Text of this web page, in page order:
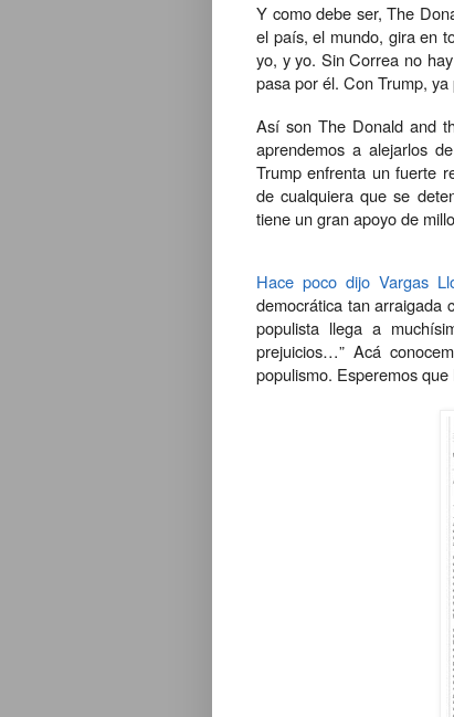
Y como debe ser, The
el país, el mundo, gira en
yo, y yo. Sin Correa no
pasa por él. Con Trump,
Así son The Donald and
aprendemos a alejarlos
Trump enfrenta un fuerte
de cualquiera que se
tiene un gran apoyo de
Hace poco dijo Vargas
democrática tan arraigada
populista llega a
prejuicios…” Acá
populismo. Esperemos